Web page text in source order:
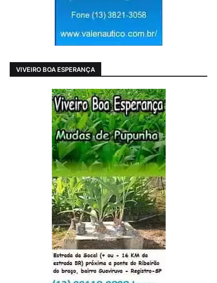
VIVEIRO BOA ESPERANÇA